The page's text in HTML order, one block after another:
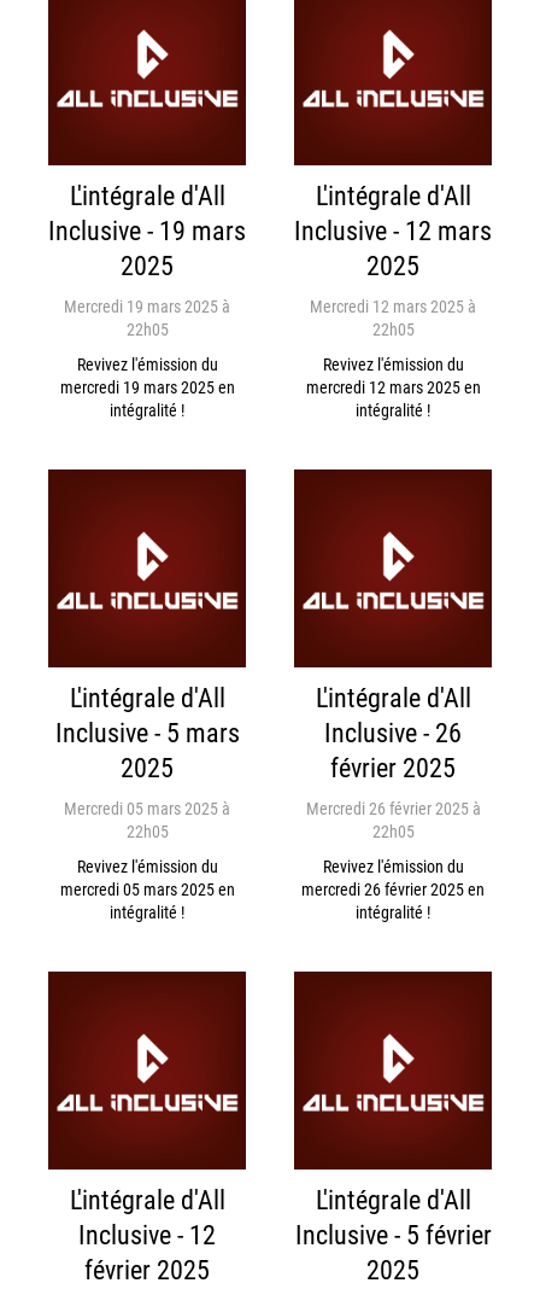
L'intégrale d'All
Inclusive - 19 mars
2025
Mercredi 19 mars 2025 à
22h05
Revivez l'émission du
mercredi 19 mars 2025 en
intégralité !
L'intégrale d'All
Inclusive - 12 mars
2025
Mercredi 12 mars 2025 à
22h05
Revivez l'émission du
mercredi 12 mars 2025 en
intégralité !
L'intégrale d'All
Inclusive - 5 mars
2025
Mercredi 05 mars 2025 à
22h05
Revivez l'émission du
mercredi 05 mars 2025 en
intégralité !
L'intégrale d'All
Inclusive - 26
février 2025
Mercredi 26 février 2025 à
22h05
Revivez l'émission du
mercredi 26 février 2025 en
intégralité !
L'intégrale d'All
Inclusive - 12
février 2025
L'intégrale d'All
Inclusive - 5 février
2025